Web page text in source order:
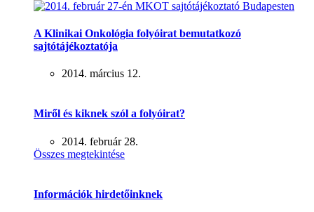
A Klinikai Onkológia folyóirat bemutatkozó
sajtótájékoztatója
2014. március 12.
Miről és kiknek szól a folyóirat?
2014. február 28.
Összes megtekintése
Információk hirdetőinknek